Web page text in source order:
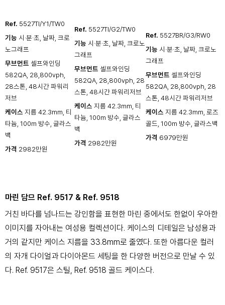
Ref. 5527TI/Y1/TW0
기능 시·분·초, 날짜, 크로
노그래프
무브먼트 셀프와인딩
582QA, 28,800vph,
28스톤, 48시간 파워리
저브
케이스 지름 42.3mm, 티
타늄, 100m 방수, 글라스
백
가격 2982만원
Ref. 5527TI/G2/TW0
기능 시·분·초, 날짜, 크로노
그래프
무브먼트 셀프와인딩
582QA, 28,800vph, 28
스톤, 48시간 파워리저브
케이스 지름 42.3mm, 티
타늄, 100m 방수, 글라스
백
가격 2982만원
Ref. 5527BR/G3/RW0
기능 시·분·초, 날짜, 크로노
그래프
무브먼트 셀프와인딩
582QA, 28,800vph, 28
스톤, 48시간 파워리저브
케이스 지름 42.3mm, 로즈
골드, 100m 방수, 글라스백
가격 6979만원
마린 담므 Ref. 9517 & Ref. 9518
거친 바다를 넘나드는 강인함을 표현한 마린 중에서도 한없이 우아한
이미지를 자아내는 여성용 컬렉션이다. 케이스의 디테일은 남성용과
거의 같지만 케이스 지름을 33.8mm로 줄였다. 또한 아름다운 컬러
의 자개 다이얼과 다이아몬드 세팅을 한 다양한 버전으로 만날 수 있
다. Ref. 9517은 스틸, Ref. 9518 골드 케이스다.